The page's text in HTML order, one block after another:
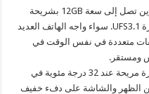
في الوقت نفسه، يوفر أيضا مجموعة تخزين تصل إلى سعة 12GB بشريحة
ذاكرة PDDR5 وسعة 256GB بشريحة ذاكرة UFS3.1. سواء واجه الهاتف العديد
متعددة في نفس الوقت في
ومستقر.
في لعبة PUBG Mobile، تظل درجة الحرارة مريحة عند 32 درجة مئوية في
الظهر والشاشة على دفء خفيف